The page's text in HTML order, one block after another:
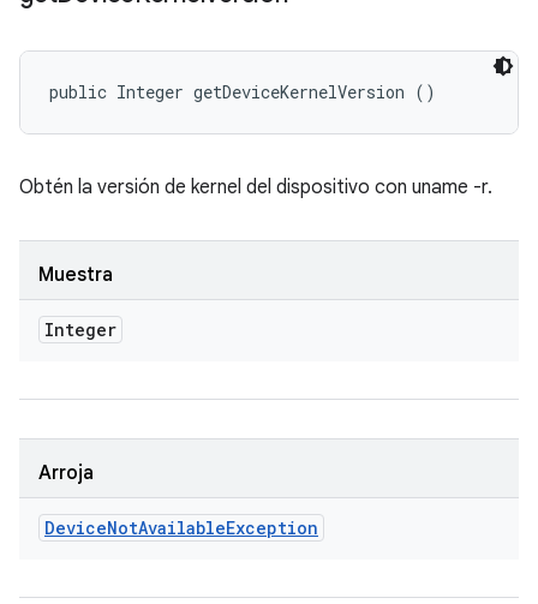
public Integer getDeviceKernelVersion ()
Obtén la versión de kernel del dispositivo con uname -r.
Muestra
Integer
Arroja
DeviceNotAvailableException